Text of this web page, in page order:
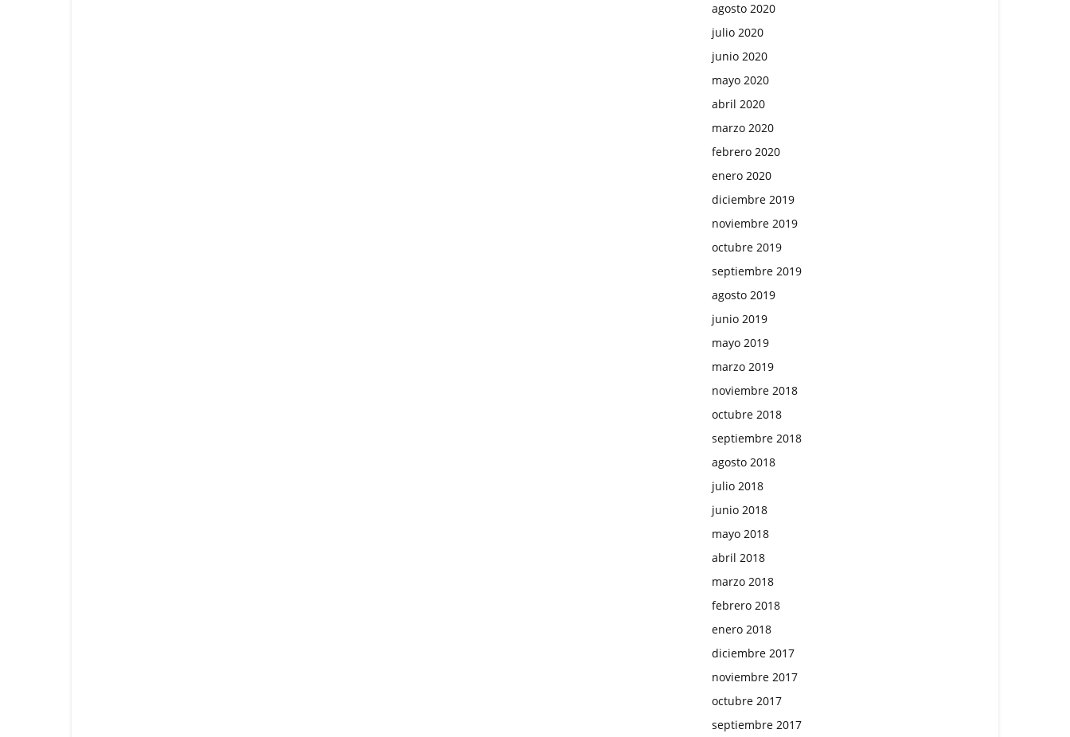
agosto 2020
julio 2020
junio 2020
mayo 2020
abril 2020
marzo 2020
febrero 2020
enero 2020
diciembre 2019
noviembre 2019
octubre 2019
septiembre 2019
agosto 2019
junio 2019
mayo 2019
marzo 2019
noviembre 2018
octubre 2018
septiembre 2018
agosto 2018
julio 2018
junio 2018
mayo 2018
abril 2018
marzo 2018
febrero 2018
enero 2018
diciembre 2017
noviembre 2017
octubre 2017
septiembre 2017